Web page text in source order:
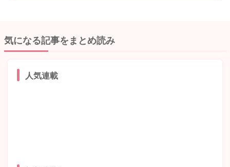
気になる記事をまとめ読み
人気連載